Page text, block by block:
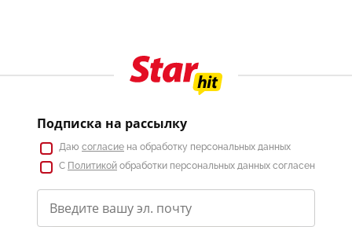
Подписка на рассылку
Даю согласие на обработку персональных данных
С Политикой обработки персональных данных согласен